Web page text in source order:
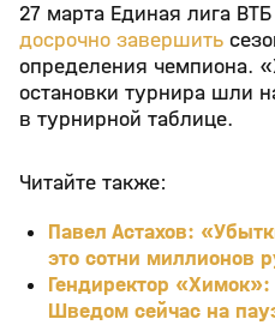
27 марта Единая лига ВТБ
досрочно завершить
определения чемпиона.
остановки турнира шли
в турнирной таблице.
Читайте также:
Павел Астахов:
это сотни миллионов
Гендиректор
Шведом сейчас на